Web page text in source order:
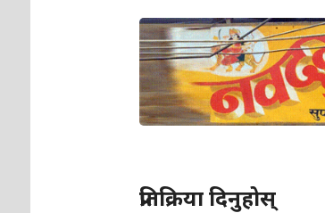
प्रतिक्रिया दिनुहोस्